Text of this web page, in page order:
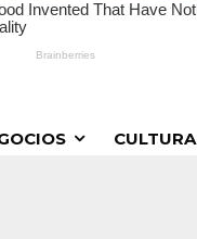
CULTURA